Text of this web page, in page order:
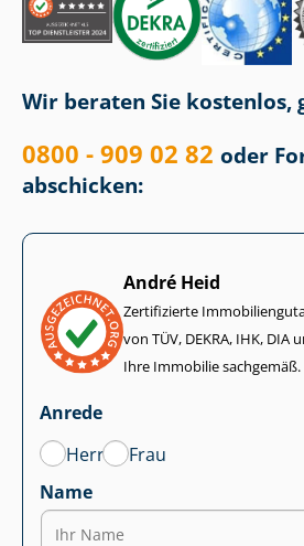
Wir beraten Sie kostenlos,
0800 - 909 02 82 oder
abschicken:
André Heid
Zertifizierte
von TÜV, DEKRA, IHK, DIA
Ihre Immobilie sachgemäß.
Anrede
Herr
Frau
Name